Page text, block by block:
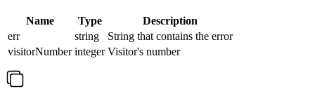
Name Type
Description
err
string
String that contains the error
visitorNumber integer Visitor's number